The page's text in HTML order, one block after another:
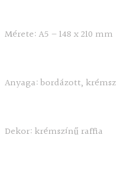
Mérete: A5 – 148 x 210 mm
Anyaga: bordázott,
Dekor: krémszínű raffia